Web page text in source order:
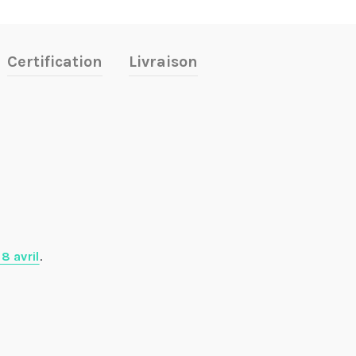
Certification Livraison
avril.